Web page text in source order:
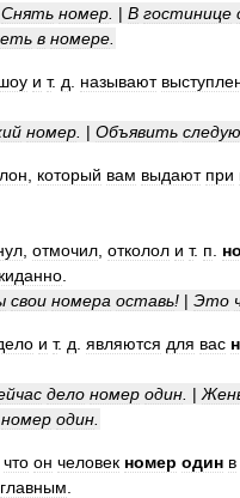
Снять номер | В гостинице
в номере
и т. д называют
номер | Объявить
который вам выдают при
отмочил отколол и т. п
свои номера оставь! | Это
и т. д являются для вас
дело номер один |
номер один
что он человек номер один в
главным